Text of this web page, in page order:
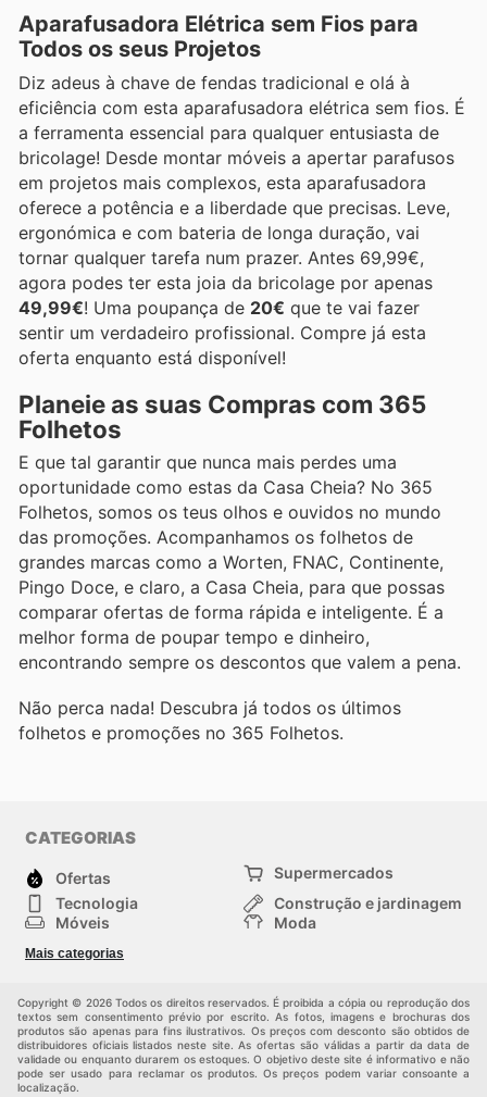
Aparafusadora Elétrica sem Fios para
Todos os seus Projetos
Diz adeus à chave de fendas tradicional e olá à
eficiência com esta aparafusadora elétrica sem fios. É
a ferramenta essencial para qualquer entusiasta de
bricolage! Desde montar móveis a apertar parafusos
em projetos mais complexos, esta aparafusadora
oferece a potência e a liberdade que precisas. Leve,
ergonómica e com bateria de longa duração, vai
tornar qualquer tarefa num prazer. Antes 69,99€,
agora podes ter esta joia da bricolage por apenas
49,99€! Uma poupança de 20€ que te vai fazer
sentir um verdadeiro profissional. Compre já esta
oferta enquanto está disponível!
Planeie as suas Compras com 365
Folhetos
E que tal garantir que nunca mais perdes uma
oportunidade como estas da Casa Cheia? No 365
Folhetos, somos os teus olhos e ouvidos no mundo
das promoções. Acompanhamos os folhetos de
grandes marcas como a Worten, FNAC, Continente,
Pingo Doce, e claro, a Casa Cheia, para que possas
comparar ofertas de forma rápida e inteligente. É a
melhor forma de poupar tempo e dinheiro,
encontrando sempre os descontos que valem a pena.
Não perca nada! Descubra já todos os últimos
folhetos e promoções no 365 Folhetos.
CATEGORIAS
Ofertas
Supermercados
Tecnologia
Construção e jardinagem
Móveis
Moda
Crianças
Mais categorias
Copyright © 2026 Todos os direitos reservados. É proibida a cópia ou reprodução dos
textos sem consentimento prévio por escrito. As fotos, imagens e brochuras dos
produtos são apenas para fins ilustrativos. Os preços com desconto são obtidos de
distribuidores oficiais listados neste site. As ofertas são válidas a partir da data de
validade ou enquanto durarem os estoques. O objetivo deste site é informativo e não
pode ser usado para reclamar os produtos. Os preços podem variar consoante a
localização.